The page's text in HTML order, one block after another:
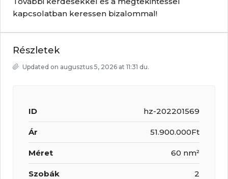
kapcsolatban keressen bizalommal!
Részletek
Updated on augusztus 5, 2026 at 11:31 du.
ID hz-202201569
Ár 51.900.000Ft
Méret 60 nm²
Szobák 2